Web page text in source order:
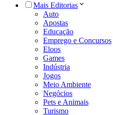
Mais Editorias
Auto
Apostas
Educação
Emprego e Concursos
Eloos
Games
Indústria
Jogos
Meio Ambiente
Negócios
Pets e Animais
Turismo